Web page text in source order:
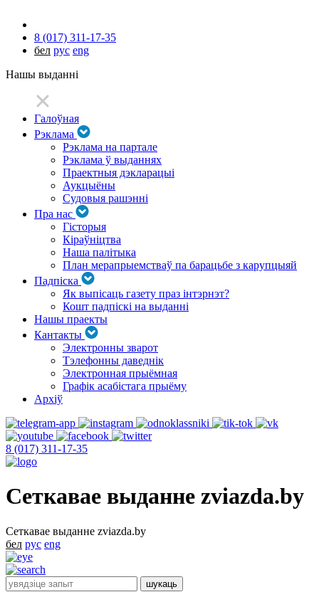
8 (017) 311-17-35
бел рус eng
Нашы выданні
Галоўная
Рэклама
Рэклама на партале
Рэклама ў выданнях
Праектныя дэкларацыі
Аукцыёны
Судовыя рашэнні
Пра нас
Гісторыя
Кіраўніцтва
Наша палітыка
План мерапрыемстваў па барацьбе з карупцыяй
Падпіска
Як выпісаць газету праз інтэрнэт?
Кошт падпіскі на выданні
Нашы праекты
Кантакты
Электронны зварот
Тэлефонны даведнік
Электронная прыёмная
Графік асабістага прыёму
Архіў
8 (017) 311-17-35
Сеткавае выданне zviazda.by
Сеткавае выданне zviazda.by
бел рус eng